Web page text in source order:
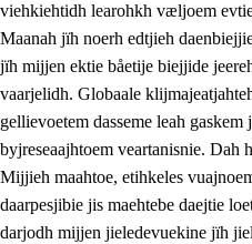
1.2 Identiteete jïh
1.3 Laejhtehks
1.4
goerehtimmievæljoe
Eatnemem
1.6 Demokratije jïh
viehkiehtidh learohkh væljoem
Maanah jïh noerh edtjieh
jïh mijjen ektie båetije biejjide
vaarjelidh. Globaale
gellievoetem dasseme leah gaskem
byjreseaajhtoem veartanisnie. Dah
Mijjieh maahtoe, etihkeles
daarpesjibie jis maehtebe daejtie
darjodh mijjen jieledevuekine jïh